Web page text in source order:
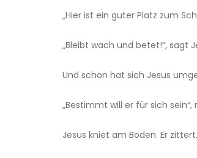
„Hier ist ein guter Platz zum
„Bleibt wach und betet!“, sagt
Und schon hat sich Jesus
„Bestimmt will er für sich
Jesus kniet am Boden. Er